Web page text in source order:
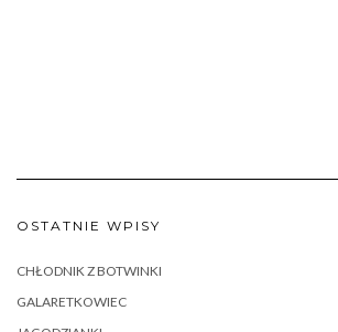
OSTATNIE WPISY
CHŁODNIK Z BOTWINKI
GALARETKOWIEC